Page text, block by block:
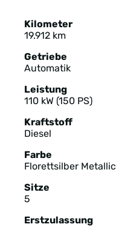
Kilometer
19.912 km
Getriebe
Automatik
Leistung
110 kW (150 PS)
Kraftstoff
Diesel
Farbe
Florettsilber Metallic
Sitze
5
Erstzulassung